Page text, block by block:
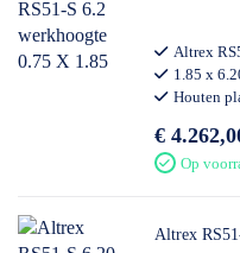
Altrex
1.85 x
Houten
€
Op
Altrex